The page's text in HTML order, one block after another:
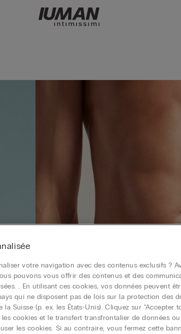
votre navigation avec des contenus exclusifs ?
pouvons vous offrir des contenus et des
. En utilisant ces cookies, vos données peuvent
qui ne disposent pas de lois sur la protection des
la Suisse (p. ex. les États-Unis). Cliquez sur "Accepter
cookies et le transfert transfrontalier de données
les cookies. Si au contraire, vous fermez cette